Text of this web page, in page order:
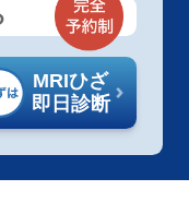
MRIひざ
即日診断